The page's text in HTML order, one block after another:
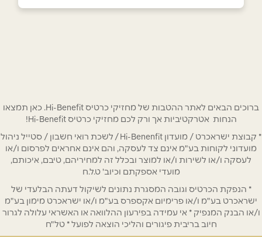
אימייל*
נושא *
הודעה
ברוכים הבאים לאתר ההטבות של מחזיקי כרטיס Hi-Benefit. כאן תמצאו
הנחות אטרקטיביות אך ורק לכם מחזיקי כרטיס Hi-Benefit!
* קבוצת ישראכרט / מועדון Hi-Benenfit / לשכת רואי חשבון / סטייל ניהול
מועדוני לקוחות בע"מ אינם צד לעסקה, והם אינם אחראים לפרסום ו/או
לעסקה ו/או לשירות ו/או למוצר ובכלל זה למחיריהם, טיבם, איכותם,
מועדי אספקתם וכיוב' ט.ל.ח
* הנפקת הכרטיס וגובה המסגרת נתונים לשיקול דעתה הבלעדי של
ישראכרט בע"מ ו/או פרימיום אקספרס בע"מ ו/או ישראכרט מימון בע"מ
ו/או הבנק המנפיק * אי עמידה בפירעון ההלוואה או האשראי עלולה לגרור
חיוב בריבית פיגורים והליכי הוצאה לפועל * טל"ח